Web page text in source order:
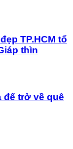
TP.HCM tổ
thìn
để trở về quê